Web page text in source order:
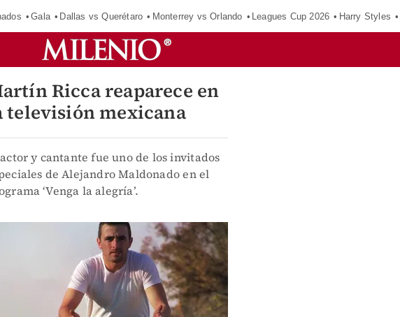
Gala Dallas vs Querétaro Monterrey vs Orlando Leagues Cup 2026 Harry Styles
Ricca reaparece en
televisión mexicana
y cantante fue uno de los invitados
de Alejandro Maldonado en el
‘Venga la alegría’.